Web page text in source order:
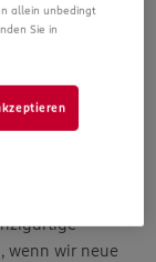
wenn wir neue
allein unbedingt
Sie in